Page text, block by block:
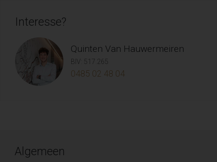
Interesse?
Quinten Van Hauwermeiren
BIV: 517.265
0485 02 48 04
Algemeen